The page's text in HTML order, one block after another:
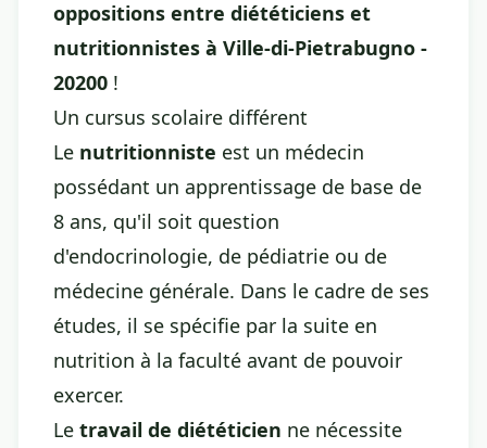
oppositions entre diététiciens et
nutritionnistes à Ville-di-Pietrabugno -
20200 !
Un cursus scolaire différent
Le nutritionniste est un médecin
possédant un apprentissage de base de
8 ans, qu'il soit question
d'endocrinologie, de pédiatrie ou de
médecine générale. Dans le cadre de ses
études, il se spécifie par la suite en
nutrition à la faculté avant de pouvoir
exercer.
Le travail de diététicien ne nécessite